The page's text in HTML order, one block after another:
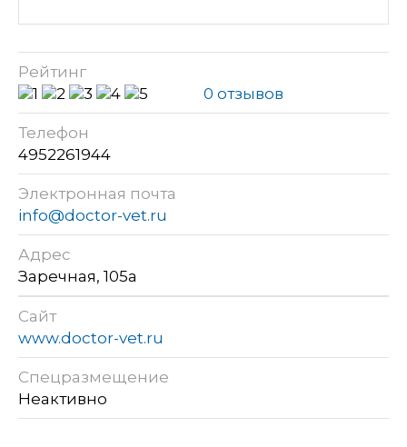
Рейтинг
0 отзывов
Телефон
4952261944
Электронная почта
info@doctor-vet.ru
Адрес
Заречная, 105а
Сайт
www.doctor-vet.ru
Спецразмещение
Неактивно